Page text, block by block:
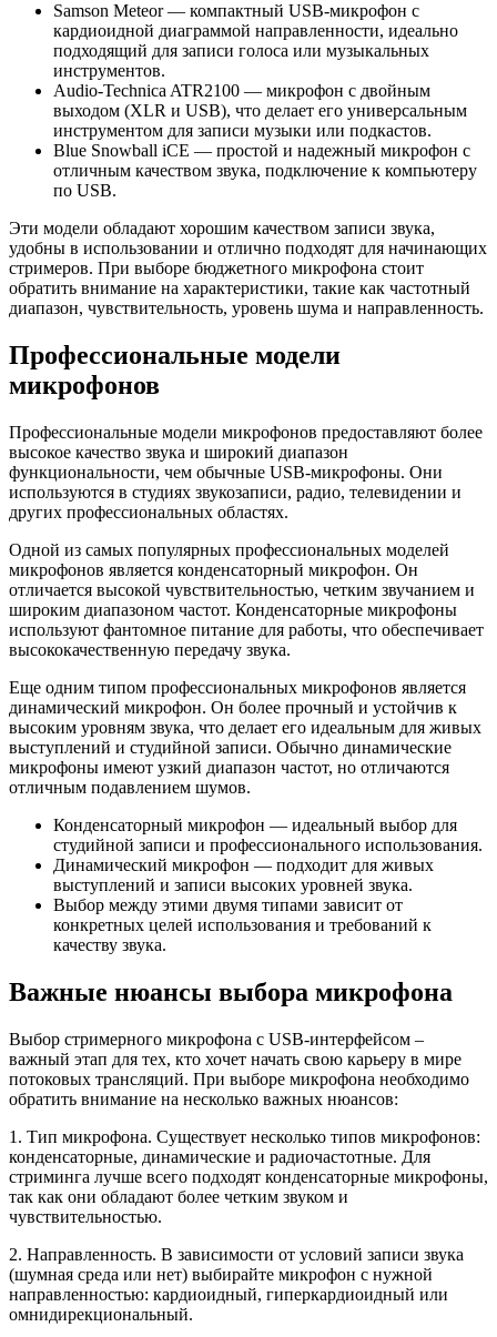
Samson Meteor — компактный USB-микрофон с
кардиоидной диаграммой направленности, идеально
подходящий для записи голоса или музыкальных
инструментов.
Audio-Technica ATR2100 — микрофон с двойным
выходом (XLR и USB), что делает его универсальным
инструментом для записи музыки или подкастов.
Blue Snowball iCE — простой и надежный микрофон с
отличным качеством звука, подключение к компьютеру
по USB.
Эти модели обладают хорошим качеством записи звука,
удобны в использовании и отлично подходят для начинающих
стримеров. При выборе бюджетного микрофона стоит
обратить внимание на характеристики, такие как частотный
диапазон, чувствительность, уровень шума и направленность.
Профессиональные модели
микрофонов
Профессиональные модели микрофонов предоставляют более
высокое качество звука и широкий диапазон
функциональности, чем обычные USB-микрофоны. Они
используются в студиях звукозаписи, радио, телевидении и
других профессиональных областях.
Одной из самых популярных профессиональных моделей
микрофонов является конденсаторный микрофон. Он
отличается высокой чувствительностью, четким звучанием и
широким диапазоном частот. Конденсаторные микрофоны
используют фантомное питание для работы, что обеспечивает
высококачественную передачу звука.
Еще одним типом профессиональных микрофонов является
динамический микрофон. Он более прочный и устойчив к
высоким уровням звука, что делает его идеальным для живых
выступлений и студийной записи. Обычно динамические
микрофоны имеют узкий диапазон частот, но отличаются
отличным подавлением шумов.
Конденсаторный микрофон — идеальный выбор для
студийной записи и профессионального использования.
Динамический микрофон — подходит для живых
выступлений и записи высоких уровней звука.
Выбор между этими двумя типами зависит от
конкретных целей использования и требований к
качеству звука.
Важные нюансы выбора микрофона
Выбор стримерного микрофона с USB-интерфейсом –
важный этап для тех, кто хочет начать свою карьеру в мире
потоковых трансляций. При выборе микрофона необходимо
обратить внимание на несколько важных нюансов:
1. Тип микрофона. Существует несколько типов микрофонов:
конденсаторные, динамические и радиочастотные. Для
стриминга лучше всего подходят конденсаторные микрофоны,
так как они обладают более четким звуком и
чувствительностью.
2. Направленность. В зависимости от условий записи звука
(шумная среда или нет) выбирайте микрофон с нужной
направленностью: кардиоидный, гиперкардиоидный или
омнидирекциональный.